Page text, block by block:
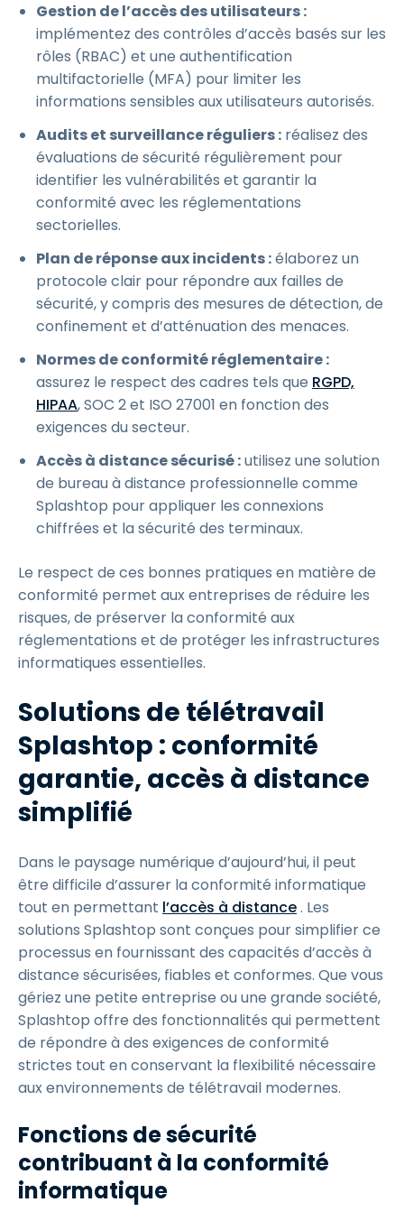
Gestion de l’accès des utilisateurs :
implémentez des contrôles d’accès basés sur les
rôles (RBAC) et une authentification
multifactorielle (MFA) pour limiter les
informations sensibles aux utilisateurs autorisés.
Audits et surveillance réguliers : réalisez des
évaluations de sécurité régulièrement pour
identifier les vulnérabilités et garantir la
conformité avec les réglementations
sectorielles.
Plan de réponse aux incidents :élaborez un
protocole clair pour répondre aux failles de
sécurité, y compris des mesures de détection, de
confinement et d’atténuation des menaces.
Normes de conformité réglementaire :
assurez le respect des cadres tels que RGPD,
HIPAA, SOC 2 et ISO 27001 en fonction des
exigences du secteur.
Accès à distance sécurisé :utilisez une solution
de bureau à distance professionnelle comme
Splashtop pour appliquer les connexions
chiffrées et la sécurité des terminaux.
Le respect de ces bonnes pratiques en matière de
conformité permet aux entreprises de réduire les
risques, de préserver la conformité aux
réglementations et de protéger les infrastructures
informatiques essentielles.
Solutions de télétravail
Splashtop : conformité
garantie, accès à distance
simplifié
Dans le paysage numérique d’aujourd’hui, il peut
être difficile d’assurer la conformité informatique
tout en permettant l’accès à distance. Les
solutions Splashtop sont conçues pour simplifier ce
processus en fournissant des capacités d’accès à
distance sécurisées, fiables et conformes. Que vous
gériez une petite entreprise ou une grande société,
Splashtop offre des fonctionnalités qui permettent
de répondre à des exigences de conformité
strictes tout en conservant la flexibilité nécessaire
aux environnements de télétravail modernes.
Fonctions de sécurité
contribuant à la conformité
informatique